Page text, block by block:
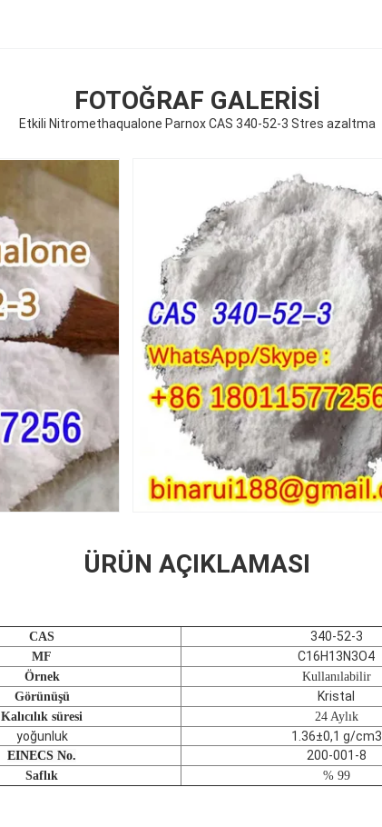
FOTOĞRAF GALERISI
Etkili Nitromethaqualone Parnox CAS 340-52-3 Stres azaltma
ÜRÜN AÇIKLAMASI
CAS 340-52-3
MF C16H13N3O4
Örnek
Kullanılabilir
Görünüşü
Kristal
Kalıcılık süresi 24 Aylık
yoğunluk 1.36±0,1 g/cm3
EINECS No. 200-001-8
Saflık % 99